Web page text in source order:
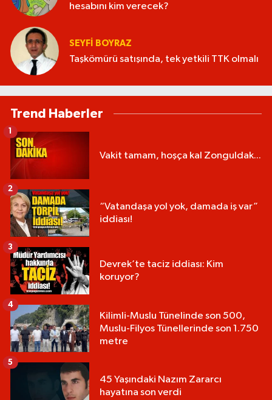
hesabını kim verecek?
SEYFI BOYRAZ
Taşkömürü satışında, tek yetkili TTK olmalı
Trend Haberler
Vakit tamam, hoşça kal Zonguldak...
“Vatandaşa yol yok, damada iş var”
iddiası!
2
Devrek’te taciz iddiası: Kim
koruyor?
3
Kilimli-Muslu Tünelinde son 500,
Muslu-Filyos Tünellerinde son 1.750
metre
4
45 Yaşındaki Nazım Zararcı
hayatına son verdi
5